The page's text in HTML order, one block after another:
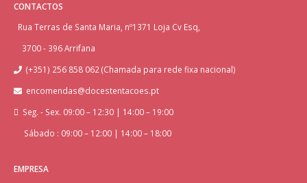
CONTACTOS
Rua Terras de Santa Maria, nº1371 Loja Cv Esq,
3700 - 396 Arrifana
(+351) 256 858 062 (Chamada para rede fixa nacional)
encomendas@docestentacoes.pt
Seg. - Sex. 09:00 – 12:30 | 14:00 – 19:00
Sábado : 09:00 – 12:00 | 14:00 – 18:00
EMPRESA